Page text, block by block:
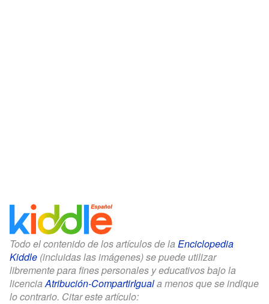
Todo el contenido de los artículos de la Enciclopedia
Kiddle (incluidas las imágenes) se puede utilizar
libremente para fines personales y educativos bajo la
licenciaAtribución-CompartirIguala menos que se indique
lo contrario. Citar este artículo: